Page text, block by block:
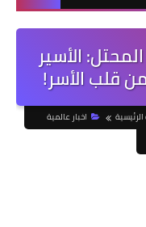
الأسير
قلب الأسر!
اخبار عالمية